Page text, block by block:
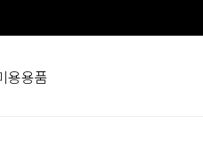
용용품